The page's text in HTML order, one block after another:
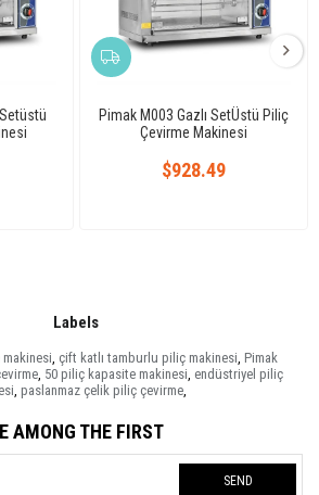
Pimak M003 Gazlı SetÜstü Piliç
Çevirme Makinesi
$928.49
Labels
çift katlı tamburlu piliç makinesi Pimak
, 50 piliç kapasite makinesi endüstriyel piliç
paslanmaz çelik piliç çevirme
AMONG THE FIRST
SEND